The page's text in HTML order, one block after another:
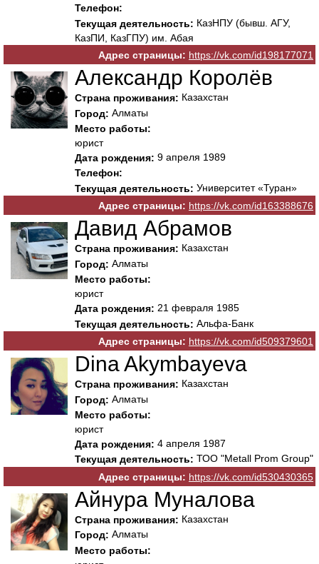
Телефон:
Текущая деятельность: КазНПУ (бывш. АГУ,
КазПИ, КазГПУ) им. Абая
Адрес страницы: https://vk.com/id198177071
Александр Королёв
Страна проживания: Казахстан
Город: Алматы
Место работы:
юрист
Дата рождения: 9 апреля 1989
Телефон:
Текущая деятельность: Университет «Туран»
Адрес страницы: https://vk.com/id163388676
Давид Абрамов
Страна проживания: Казахстан
Город: Алматы
Место работы:
юрист
Дата рождения: 21 февраля 1985
Текущая деятельность: Альфа-Банк
Адрес страницы: https://vk.com/id509379601
Dina Akymbayeva
Страна проживания: Казахстан
Город: Алматы
Место работы:
юрист
Дата рождения: 4 апреля 1987
Текущая деятельность: ТОО "Metall Prom Group"
Адрес страницы: https://vk.com/id530430365
Айнура Муналова
Страна проживания: Казахстан
Город: Алматы
Место работы: